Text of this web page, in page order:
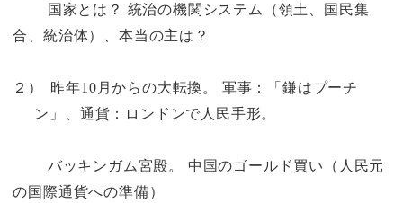
国家とは？ 統治の機関システム（領土、国民集
合、統治体）、本当の主は？
２） 昨年10 月からの大転換。 軍事：「鎌はプーチ
ン」、通貨：ロンドンで人民手形。
バッキンガム宮殿。 中国のゴールド買い（人民元
の国際通貨への準備）